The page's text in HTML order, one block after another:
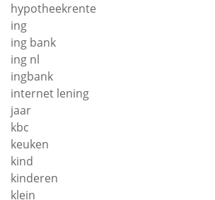
hypotheekrente
ing
ing bank
ing nl
ingbank
internet lening
jaar
kbc
keuken
kind
kinderen
klein